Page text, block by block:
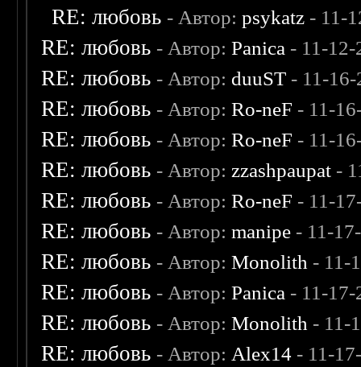
RE: любовь - Автор:psykatz - 11-
RE: любовь - Автор:Panica - 11-
RE: любовь - Автор: duuST - 11-
RE: любовь - Автор:Ro-neF - 11-
RE: любовь - Автор:Ro-neF - 11-
RE: любовь - Автор: zzashpaupat -
RE: любовь - Автор:Ro-neF - 11-
RE: любовь - Автор:manipe - 11-
RE: любовь - Автор:Monolith - 11-
RE: любовь - Автор:Panica - 11-
RE: любовь - Автор:Monolith - 11-
RE: любовь - Автор: Alex14 - 11-